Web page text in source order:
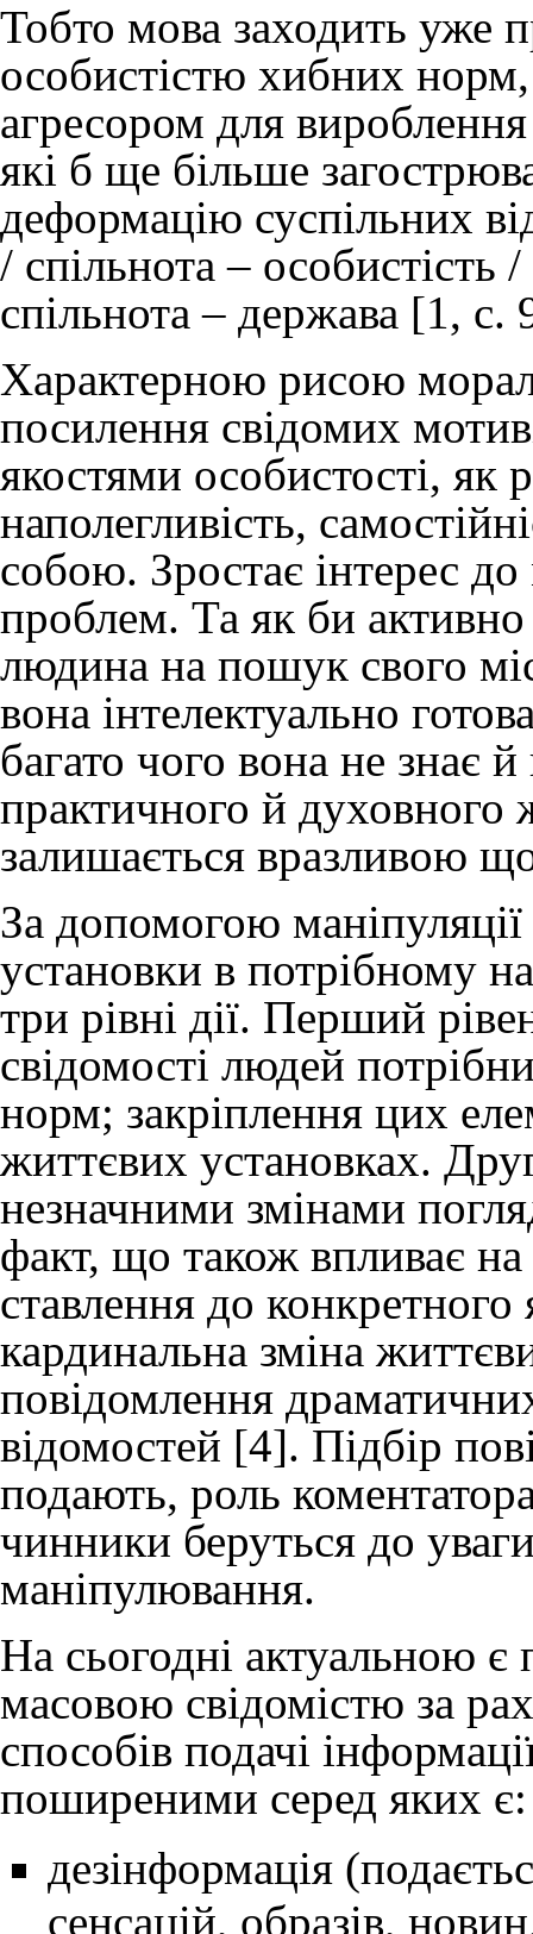
Тобто мова заходить уже
особистістю хибних
агресором для
які б ще більше
деформацію суспільних
/ спільнота – особистість
спільнота – держава [1, с.
Характерною рисою
посилення свідомих
якостями особистості, як
наполегливість,
собою. Зростає інтерес
проблем. Та як би
людина на пошук свого
вона інтелектуально
багато чого вона не знає
практичного й духовного
залишається вразливою
За допомогою
установки в потрібному
три рівні дії. Перший
свідомості людей
норм; закріплення цих
життєвих установках.
незначними змінами
факт, що також впливає
ставлення до
кардинальна зміна
повідомлення
відомостей [4]. Підбір
подають, роль
чинники беруться до
маніпулювання.
На сьогодні актуальною
масовою свідомістю за
способів подачі
поширеними серед яких є:
дезінформація
сенсацій, образів,